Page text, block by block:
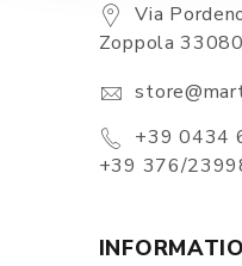
Via
Zoppola
+39 0434
+39 376/